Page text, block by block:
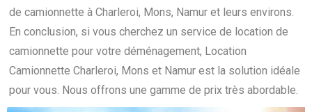
de camionnette à Charleroi, Mons, Namur et leurs environs.
En conclusion, si vous cherchez un service de location de
camionnette pour votre déménagement, Location
Camionnette Charleroi, Mons et Namur est la solution idéale
pour vous. Nous offrons une gamme de prix très abordable.